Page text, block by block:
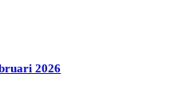
2026